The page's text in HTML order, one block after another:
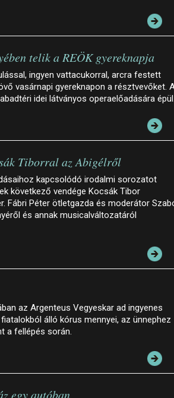
telik a REÖK gyereknapja
ingyen vattacukorral, arcra festett
vasárnapi gyereknapon a résztvevőket.
idei látványos operaelőadására
Tiborral az Abigélről
kapcsolódó irodalmi sorozatot
következő vendége Kocsák Tibor
Fábri Péter ötletgazda és moderátor
és annak musicalváltozatáról
az Argenteus Vegyeskar ad ingyenes
álló kórus mennyei, az ünnephez
a fellépés során.
egy autóban